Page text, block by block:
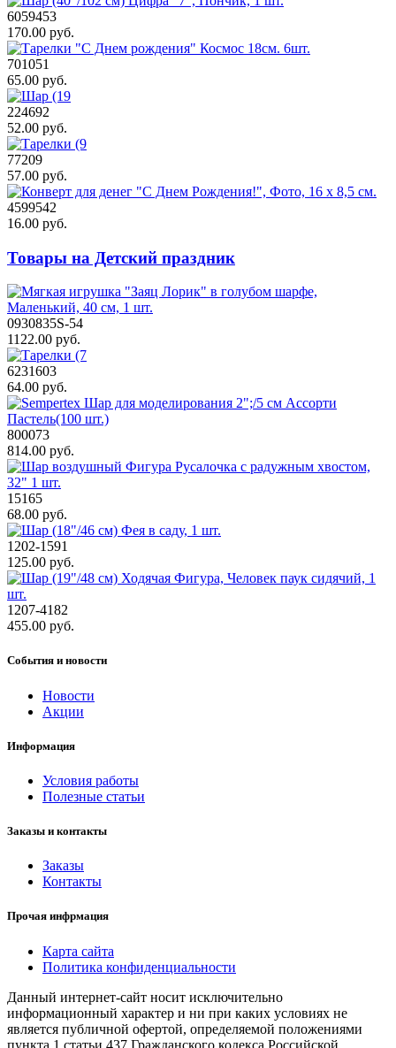
6059453
170.00 руб.
701051
65.00 руб.
224692
52.00 руб.
77209
57.00 руб.
4599542
16.00 руб.
Товары на Детский праздник
0930835S-54
1122.00 руб.
6231603
64.00 руб.
800073
814.00 руб.
15165
68.00 руб.
1202-1591
125.00 руб.
1207-4182
455.00 руб.
События и новости
Новости
Акции
Информация
Условия работы
Полезные статьи
Заказы и контакты
Заказы
Контакты
Прочая инфрмация
Карта сайта
Политика конфиденциальности
Данный интернет-сайт носит исключительно
информационный характер и ни при каких условиях не
является публичной офертой, определяемой положениями
пункта 1 статьи 437 Гражданского кодекса Российской